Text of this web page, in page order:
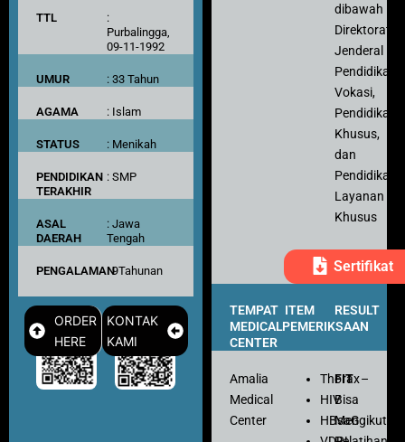
TTL
:
Purbalingga,
09-11-1992
UMUR : 33 Tahun
AGAMA : Islam
STATUS : Menikah
PENDIDIKAN
TERAKHIR
: SMP
ASAL
DAERAH
: Jawa
Tengah
PENGALAMAN: 9Tahunan
ORDER
HERE
KONTAK
KAMI
dibawah
Direktorat
Jenderal
Pendidikan
Vokasi,
Pendidikan
Khusus,
dan
Pendidikan
Layanan
Khusus
Sertifikat
TEMPAT
MEDICAL
CENTER
ITEM
PEMERIKSAAN
RESULT
Amalia
Medical
Center
Thorax
HIV
HBsaG
FIT–
Bisa
Mengikuti